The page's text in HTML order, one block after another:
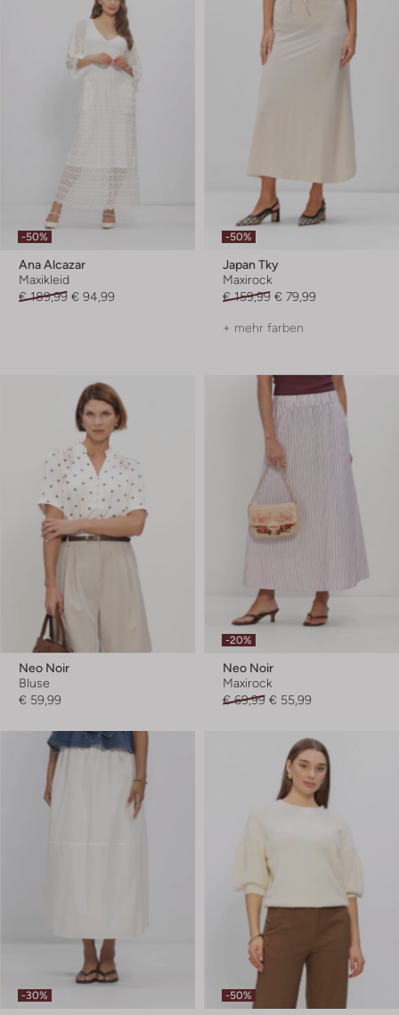
-50%
Ana Alcazar
Maxikleid
€ 189,99 € 94,99
-50%
Japan Tky
Maxirock
€ 159,99 € 79,99
+ mehr farben
Neo Noir
Bluse
€ 59,99
-20%
Neo Noir
Maxirock
€ 69,99 € 55,99
-30% -50%